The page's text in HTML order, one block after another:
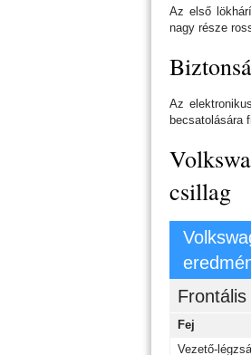
Az első
nagy része
Az
becsatolására
csillag
Fej
Vezető-